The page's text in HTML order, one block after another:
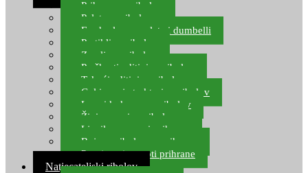
Prihrana za ribolov
Pelete za ribolov
Feeder lovne pelete i dumbelli
Partikli za ribolov
Zemlja za ribolov
Praškasti aditivi za ribolov
Tekući aditivi za ribolov
Gel i sprej atraktori za ribolov
Lovni kukuruz za ribolov
Živi mamci za ribolov
Ljepilo za crve i prihranu
Boje za ribolovnu prihranu
Provjereni recepti prihrane
Natjecateljski ribolov